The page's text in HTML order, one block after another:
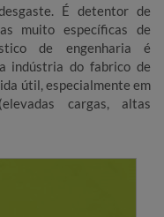
É detentor de
muito específicas de
de engenharia é
indústria do fabrico de
útil, especialmente em
cargas, altas